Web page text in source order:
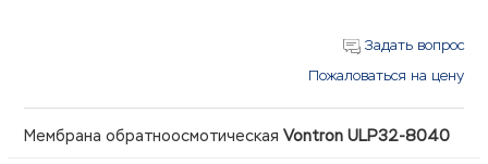
Задать вопрос
Пожаловаться на цену
Мембрана обратноосмотическая Vontron ULP32-8040